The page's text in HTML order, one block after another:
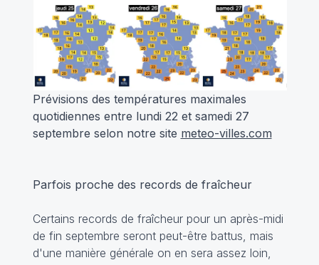
Prévisions des températures maximales
quotidiennes entre lundi 22 et samedi 27
septembre selon notre site meteo-villes.com
Parfois proche des records de fraîcheur
Certains records de fraîcheur pour un après-midi
de fin septembre seront peut-être battus, mais
d'une manière générale on en sera assez loin,